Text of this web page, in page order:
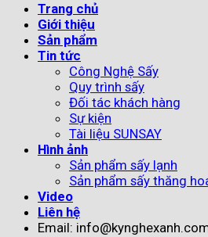
Trang chủ
Giới thiệu
Sản phẩm
Tin tức
Công Nghệ Sấy
Quy trình sấy
Đối tác khách hàng
Sự kiện
Tài liệu SUNSAY
Hình ảnh
Sản phẩm sấy lạnh
Sản phẩm sấy thăng
Video
Liên hệ
Email: